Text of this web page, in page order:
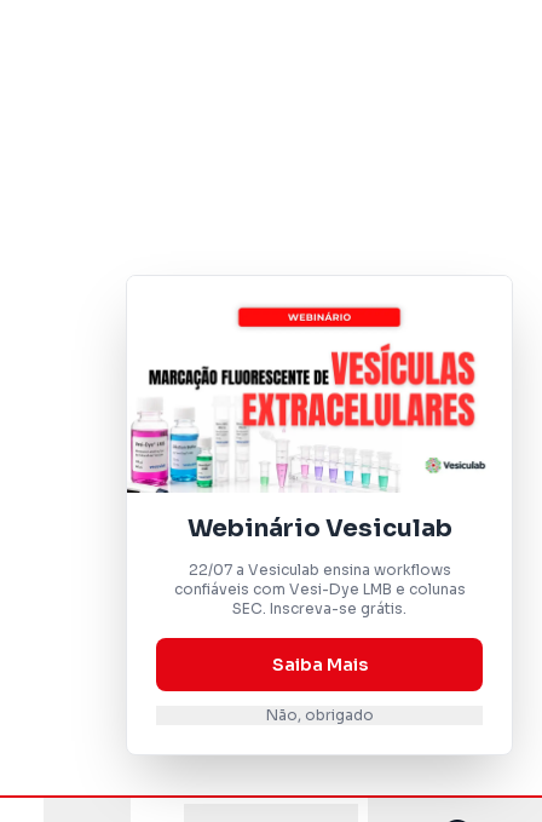
Webinário Vesiculab
22/07 a Vesiculab ensina workflows
confiáveis com Vesi-Dye LMB e colunas
SEC. Inscreva-se grátis.
Saiba Mais
Não, obrigado